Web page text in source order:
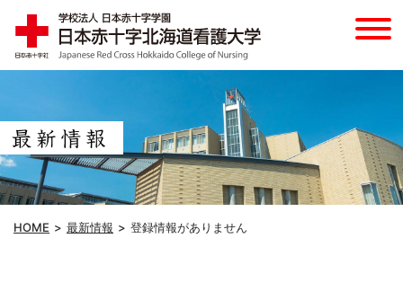
HOME 最新情報 登録情報がありません